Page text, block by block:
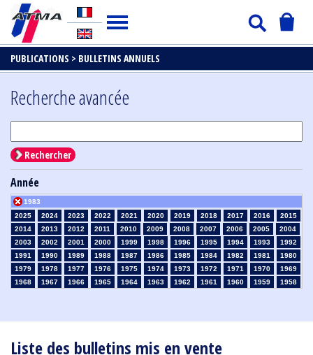
PUBLICATIONS > BULLETINS ANNUELS
Liste des bulletins mis en vente
Recherche avancée
Rechercher
Année
2025 2024 2023 2022 2021 2020 2019 2018 2017 2016
2015
2014
2013 2012 2011 2010 2009 2008 2007 2006 2005
2004
2003
2002 2001 2000 1999 1998 1996 1995 1994 1993
1992
1991
1990 1989 1988 1987 1986 1985 1984
1983
1982 1981
1980
1979
1978 1977 1976 1975 1974 1973 1972 1971 1970
1969
1968
1967 1966 1965 1964 1963 1962 1961 1960 1959
1958
1930
1929 1926 1925 1924 1915 1914 1913 1912 1911
1910